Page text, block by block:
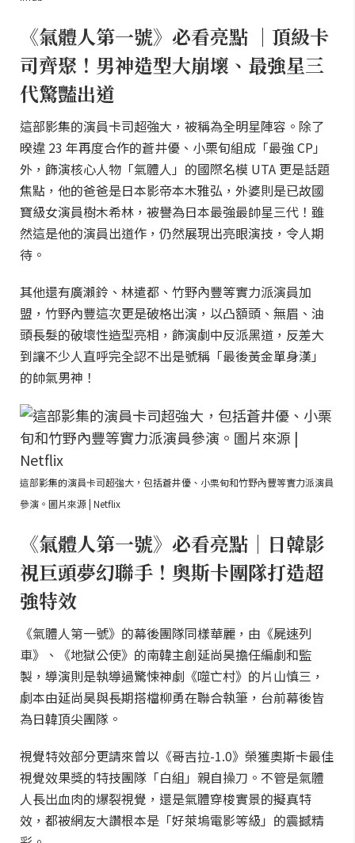
《氣體人第一號》必看亮點 ｜頂級卡
司齊聚！男神造型大崩壞、最強星三
代驚豔出道
這部影集的演員卡司超強大，被稱為全明星陣容。除了
暌違 23 年再度合作的蒼井優、小栗旬組成「最強 CP」
外，飾演核心人物「氣體人」的國際名模 UTA 更是話題
焦點，他的爸爸是日本影帝本木雅弘，外婆則是已故國
寶級女演員樹木希林，被譽為日本最強最帥星三代！雖
然這是他的演員出道作，仍然展現出亮眼演技，令人期
待。
其他還有廣瀨鈴、林遣都、竹野內豐等實力派演員加
盟，竹野內豐這次更是破格出演，以凸額頭、無眉、油
頭長髮的破壞性造型亮相，飾演劇中反派黑道，反差大
到讓不少人直呼完全認不出是號稱「最後黃金單身漢」
的帥氣男神！
這部影集的演員卡司超強大，包括蒼井優、小栗旬和竹野內豐等實力派演員
參演。圖片來源 | Netflix
《氣體人第一號》必看亮點｜日韓影
視巨頭夢幻聯手！奧斯卡團隊打造超
強特效
《氣體人第一號》的幕後團隊同樣華麗，由《屍速列
車》、《地獄公使》的南韓主創延尚昊擔任編劇和監
製，導演則是執導過驚悚神劇《噬亡村》的片山慎三，
劇本由延尚昊與長期搭檔柳勇在聯合執筆，台前幕後皆
為日韓頂尖團隊。
視覺特效部分更請來曾以《哥吉拉-1.0》榮獲奧斯卡最佳
視覺效果獎的特技團隊「白組」親自操刀。不管是氣體
人長出血肉的爆裂視覺，還是氣體穿梭實景的擬真特
效，都被網友大讚根本是「好萊塢電影等級」的震撼精